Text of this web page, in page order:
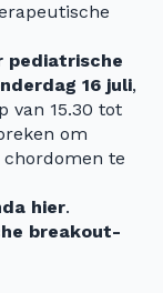
pediatrische
16 juli,
van 15.30 tot
om
te
hier.
breakout-